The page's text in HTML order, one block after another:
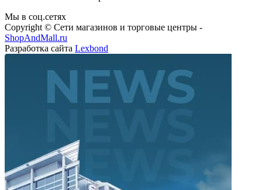
Мы в соц.сетях
Copyright © Сети магазинов и торговые центры -
ShopAndMall.ru
Разработка сайта Lexbond